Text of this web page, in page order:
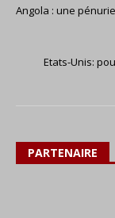
Angola : une
Etats-Unis:
PARTENAIRE